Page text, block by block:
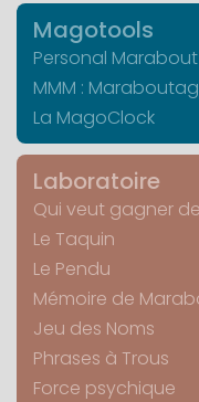
Magotools
Personal
MMM :
La MagoClock
Laboratoire
Qui veut gagner
Le Taquin
Le Pendu
Mémoire de
Jeu des Noms
Phrases à Trous
Force psychique